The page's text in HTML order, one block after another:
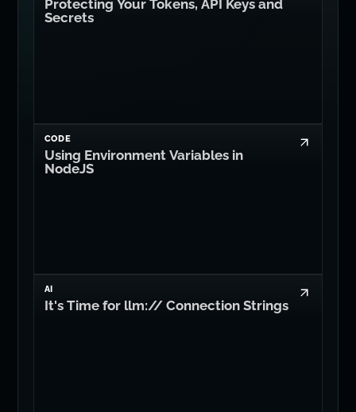
Protecting Your Tokens, API Keys and
Secrets
CODE
Using Environment Variables in
NodeJS
AI
It's Time for llm:// Connection Strings